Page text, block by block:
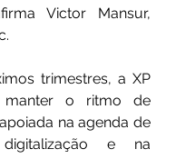
Victor Mansur,
trimestres, a XP
manter o ritmo de
na agenda de
digitalização e na